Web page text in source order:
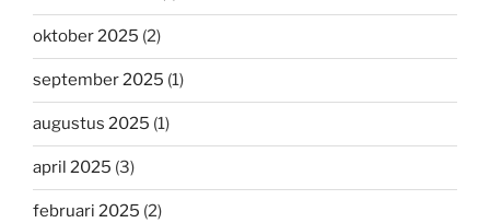
oktober 2025 (2)
september 2025 (1)
augustus 2025 (1)
april 2025 (3)
februari 2025 (2)